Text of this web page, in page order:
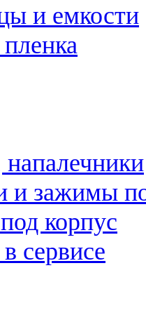
и емкости
и зажимы
корпус
сервисе